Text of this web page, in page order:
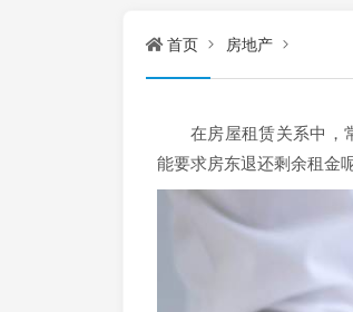
首页 房地产
在房屋租赁关系中，常
能要求房东退还剩余租金